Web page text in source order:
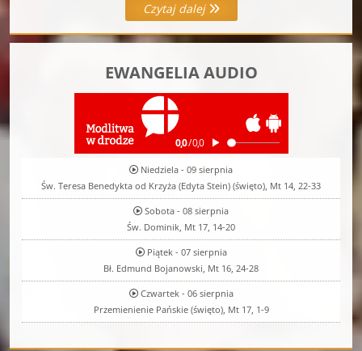
Czytaj dalej
EWANGELIA AUDIO
Niedziela - 09 sierpnia
Św. Teresa Benedykta od Krzyża (Edyta Stein) (święto), Mt 14, 22-33
Sobota - 08 sierpnia
Św. Dominik, Mt 17, 14-20
Piątek - 07 sierpnia
Bł. Edmund Bojanowski, Mt 16, 24-28
Czwartek - 06 sierpnia
Przemienienie Pańskie (święto), Mt 17, 1-9